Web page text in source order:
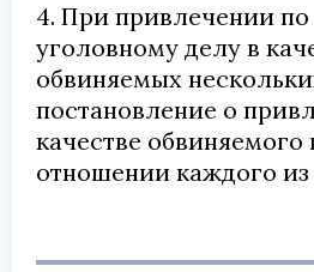
4. При привлечении
уголовному делу в
обвиняемых
постановление о
качестве обвиняемого
отношении каждого из